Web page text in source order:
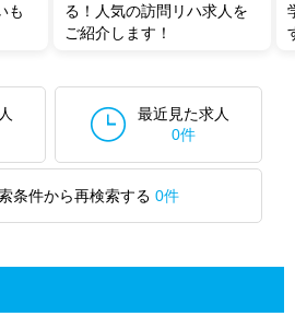
も
る！人気の訪問リハ求人を
ご紹介します！
最近見た求人
0件
条件から再検索する 0件